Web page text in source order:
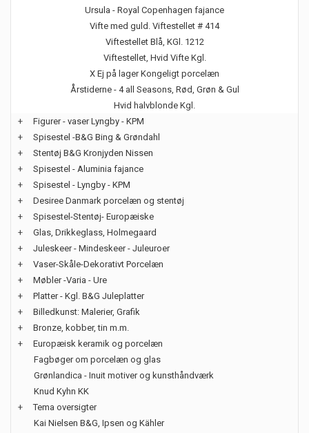
Ursula - Royal Copenhagen fajance
Vifte med guld. Viftestellet # 414
Viftestellet Blå, KGl. 1212
Viftestellet, Hvid Vifte Kgl.
X Ej på lager Kongeligt porcelæn
Årstiderne - 4 all Seasons, Rød, Grøn & Gul
Hvid halvblonde Kgl.
+
Figurer - vaser Lyngby - KPM
+
Spisestel -B&G Bing & Grøndahl
+
Stentøj B&G Kronjyden Nissen
+
Spisestel - Aluminia fajance
+
Spisestel - Lyngby - KPM
+
Desiree Danmark porcelæn og stentøj
+
Spisestel-Stentøj- Europæiske
+
Glas, Drikkeglass, Holmegaard
+
Juleskeer - Mindeskeer - Juleuroer
+
Vaser-Skåle-Dekorativt Porcelæn
+
Møbler -Varia - Ure
+
Platter - Kgl. B&G Juleplatter
+
Billedkunst: Malerier, Grafik
+
Bronze, kobber, tin m.m.
+
Europæisk keramik og porcelæn
Fagbøger om porcelæn og glas
Grønlandica - Inuit motiver og kunsthåndværk
Knud Kyhn KK
+
Tema oversigter
Kai Nielsen B&G, Ipsen og Kähler